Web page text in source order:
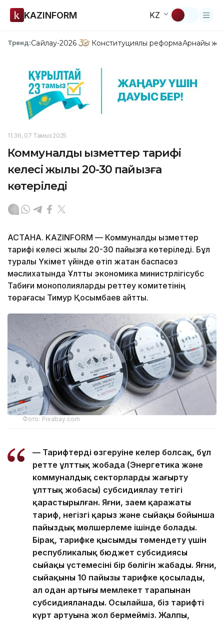
KAZINFORM KZ
Тренд:Сайлау-2026 Конституциялық реформаАрнайы
11:36, 07 Тамыз 2025
Коммуналдық қызметтер тарифі
келесі жылы 20-30 пайызға
көтеріледі
АСТАНА. KAZINFORM — Коммуналдық қызметтер
тарифі келесі жылы 20-30 пайызға көтеріледі. Бұл
туралы Үкімет үйінде өтіп жатқан баспасөз
мәслихатында Ұлттық экономика министрлігісубс
Табиғи монополияларды реттеу комитетінің
төрағасы Тимур Қосымбаев айтты.
Фото: Pixabay.com
— Тарифтердің өзгеруіне келер болсақ, бұл
ретте ұлттық жобада (Энергетика және
коммуналдық секторларды жаңғырту
ұлттық жобасы) субсидиялау тетігі
қарастырылған. Яғни, заем қаражаты
тариф, негізгі қарыз және сыйақы бойынша
пайыздық мөлшерлеме ішінде болады.
Бірақ, тарифке қысымды төмендету үшін
республикалық бюджет субсидиясы
сыйақы үстемесінің бір бөлігін жабады. Яғни,
сыйақының 10 пайызы тарифке қосылады,
ал одан артығы мемлекет тарапынан
субсидияланады. Осылайша, біз тарифтің
күрт артуына жол бермейміз. Жалпы,